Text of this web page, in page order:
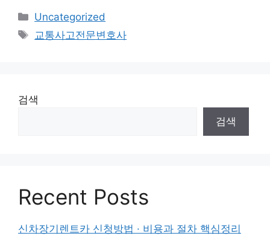
카
테
Uncategorized
태
교통사고전문변호사
검색
검색
Recent Posts
신차장기렌트카 신청방법 · 비용과 절차 핵심정리